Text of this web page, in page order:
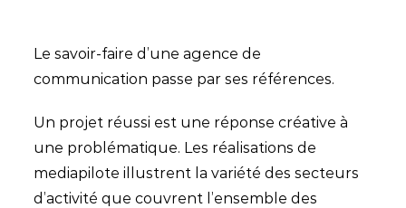
Le savoir-faire d’une agence de
communication passe par ses références.
Un projet réussi est une réponse créative à
une problématique. Les réalisations de
mediapilote illustrent la variété des secteurs
d’activité que couvrent l’ensemble des